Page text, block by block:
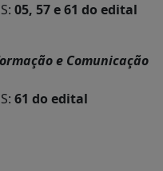
05, 57 e 61 do edital
e Comunicação
61 do edital